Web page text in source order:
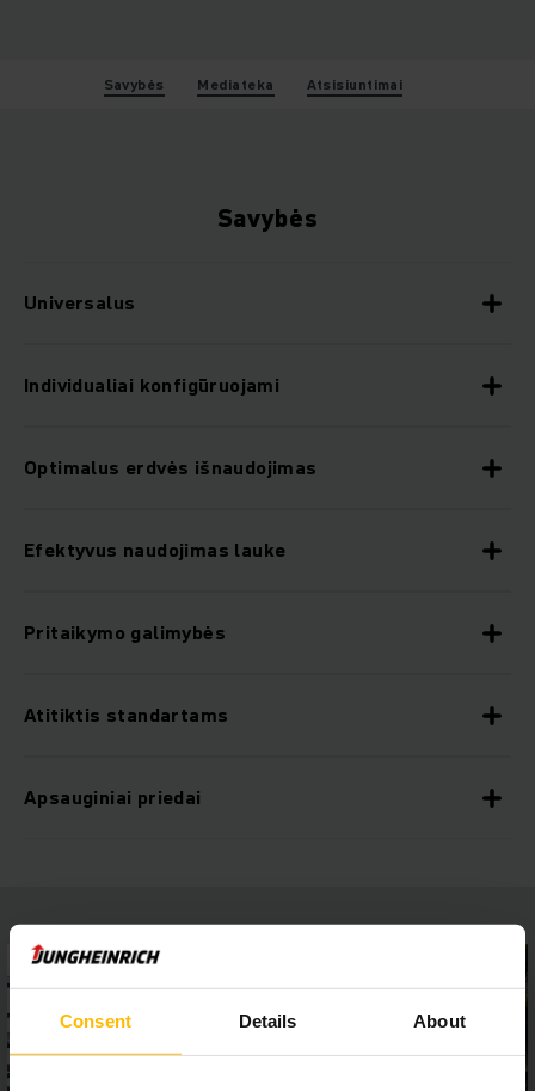
Consent Details About
Savybės Mediateka Atsisiuntimai
Savybės
Universalus
Individualiai konfigūruojami
Optimalus erdvės išnaudojimas
Efektyvus naudojimas lauke
Pritaikymo galimybės
Atitiktis standartams
Apsauginiai priedai